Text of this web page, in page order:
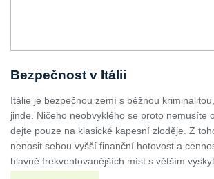
Bezpečnost v Itálii
Itálie je bezpečnou zemí s běžnou
jinde. Ničeho neobvyklého se proto nemusíte
dejte pouze na klasické kapesní zloděje. Z
nenosit sebou vyšší finanční hotovost a
hlavně frekventovanějších míst s větším